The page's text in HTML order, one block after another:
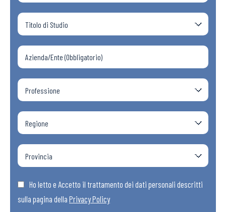
Ho letto e Accetto il trattamento dei dati personali descritti
sulla pagina della Privacy Policy